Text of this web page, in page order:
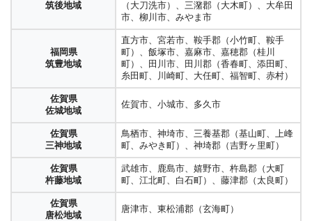
筑後地域
（大刀洗市）、三潴郡（大木町）、大牟田
市、柳川市、みやま市
福岡県
筑豊地域
直方市、宮若市、鞍手郡（小竹町、鞍手
町）、飯塚市、嘉麻市、嘉穂郡（桂川
町）、田川市、田川郡（香春町、添田町、
糸田町、川崎町、大任町、福智町、赤村）
佐賀県
佐城地域
佐賀市、小城市、多久市
佐賀県
三神地域
鳥栖市、神埼市、三養基郡（基山町、上峰
町、みやき町）、神埼郡（吉野ヶ里町）
佐賀県
杵藤地域
武雄市、鹿島市、嬉野市、杵島郡（大町
町、江北町、白石町）、藤津郡（太良町）
佐賀県
唐松地域
唐津市、東松浦郡（玄海町）